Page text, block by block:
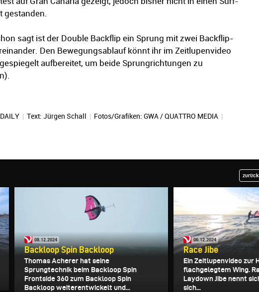
gestanden.
sagt ist der Double Backflip ein Sprung mit zwei Backflip-
Den Bewegungsablauf könnt ihr im Zeitlupenvideo
aufbereitet, um beide Sprungrichtungen zu
| Text: Jürgen Schall | Fotos/Grafiken: GWA / QUATTRO MEDIA |
08.12.2024
Backloop Spin Backloop
Thomas Acherer hat seine
Sprungtechnik beim Backloop Spin
Frontside 360 zum Backloop Spin
Backloop weiterentwickelt und...
06.12.2024
Race Jibe
Ein Zeitlupenvideo zur
flachgelegtem Wing.
Laydown Jibe nennt
sich...